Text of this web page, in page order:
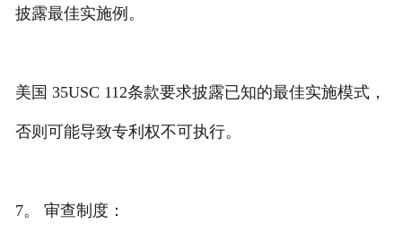
披露最佳实施例。
美国 35USC 112条款要求披露已知的最佳实施模式，
否则可能导致专利权不可执行。
7。 审查制度：